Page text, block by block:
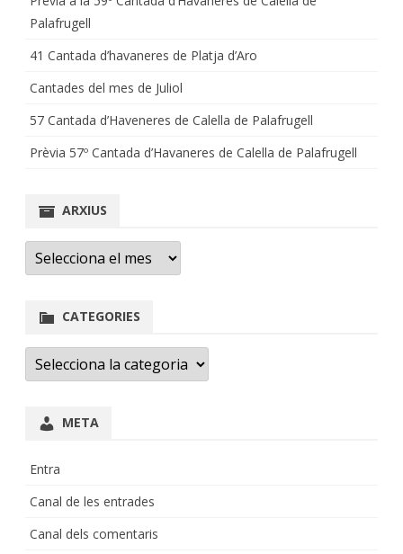
Palafrugell
41 Cantada d’havaneres de Platja d’Aro
Cantades del mes de Juliol
57 Cantada d’Haveneres de Calella de Palafrugell
Prèvia 57º Cantada d’Havaneres de Calella de Palafrugell
ARXIUS
Arxius
CATEGORIES
Categories
META
Entra
Canal de les entrades
Canal dels comentaris